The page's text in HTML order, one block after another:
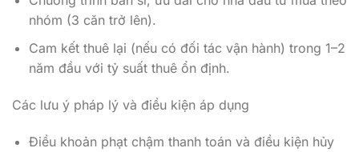
nhóm (3 căn trở lên).
Cam kết thuê lại (nếu có đối tác vận hành) trong 1–2
năm đầu với tỷ suất thuê ổn định.
Các lưu ý pháp lý và điều kiện áp dụng
Điều khoản phạt chậm thanh toán và điều kiện hủy